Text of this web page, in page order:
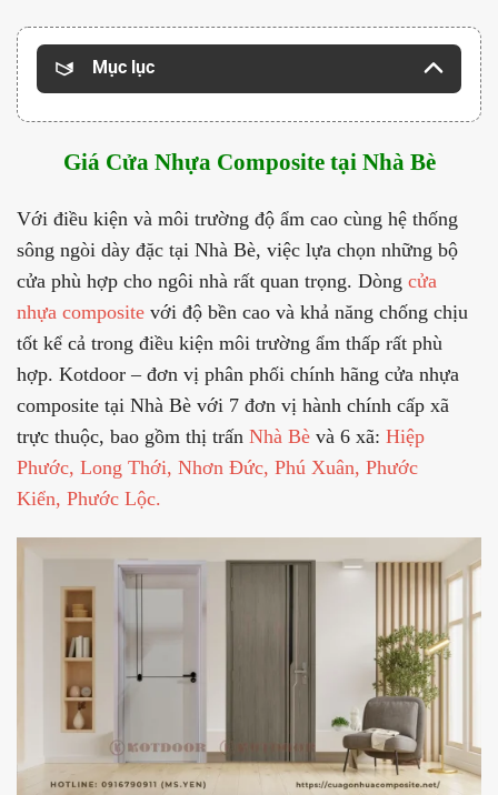
Mục lục
Giá Cửa Nhựa Composite tại Nhà Bè
Với điều kiện và môi trường độ ẩm cao cùng hệ thống
sông ngòi dày đặc tại Nhà Bè, việc lựa chọn những bộ
cửa phù hợp cho ngôi nhà rất quan trọng. Dòng cửa
nhựa composite với độ bền cao và khả năng chống chịu
tốt kể cả trong điều kiện môi trường ẩm thấp rất phù
hợp. Kotdoor – đơn vị phân phối chính hãng cửa nhựa
composite tại Nhà Bè với 7 đơn vị hành chính cấp xã
trực thuộc, bao gồm thị trấn Nhà Bè và 6 xã: Hiệp
Phước, Long Thới, Nhơn Đức, Phú Xuân, Phước
Kiển, Phước Lộc.